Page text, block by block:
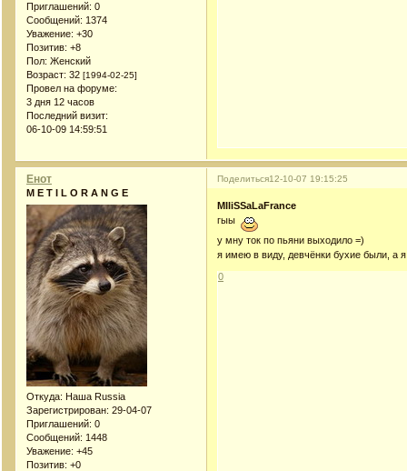
Приглашений: 0
Сообщений: 1374
Уважение: +30
Позитив: +8
Пол: Женский
Возраст: 32 [1994-02-25]
Провел на форуме:
3 дня 12 часов
Последний визит:
06-10-09 14:59:51
Поделиться12-10-07 19:15:25
Енот
M E T I L O R A N G E
Откуда: Наша Russia
Зарегистрирован: 29-04-07
Приглашений: 0
Сообщений: 1448
Уважение: +45
Позитив: +0
MIliSSaLaFrance
гыы
у мну ток по пьяни выходило =)
я имею в виду, девчёнки бухие были, а
0